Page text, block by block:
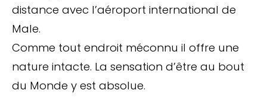
distance avec l’aéroport international de
Male.
Comme tout endroit méconnu il offre une
nature intacte. La sensation d’être au bout
du Monde y est absolue.